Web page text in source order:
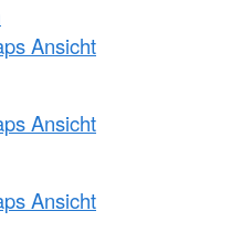
Ansicht
Ansicht
Ansicht